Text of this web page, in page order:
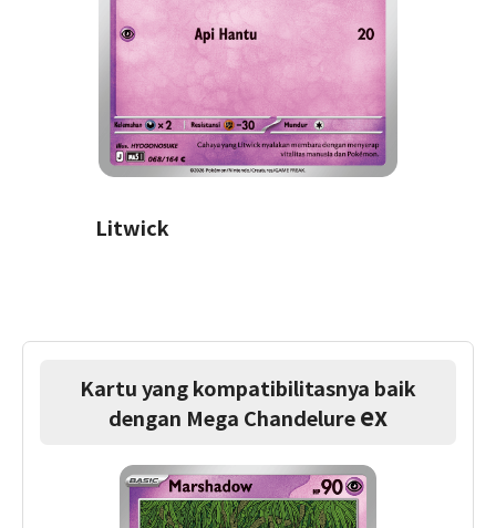
Litwick
Kartu yang kompatibilitasnya baik
dengan Mega Chandelureex